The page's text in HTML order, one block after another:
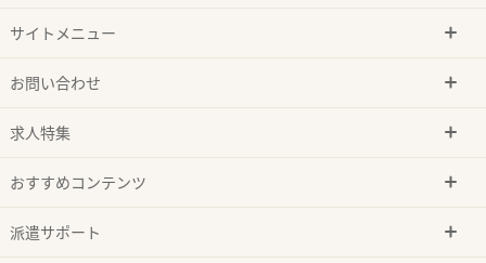
サイトメニュー
お問い合わせ
求人特集
おすすめコンテンツ
派遣サポート